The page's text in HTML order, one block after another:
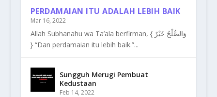
PERDAMAIAN ITU ADALAH LEBIH BAIK
Mar 16, 2022
Allah Subhanahu wa Ta’ala berfirman, { وَالصُّلْحُ خَيْرٌ
} “Dan perdamaian itu lebih baik.”...
Sungguh Merugi Pembuat
Kedustaan
Feb 14, 2022